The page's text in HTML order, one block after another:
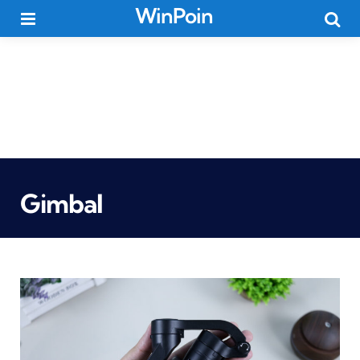
WinPoin
Gimbal